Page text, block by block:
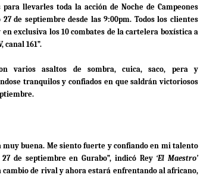
para llevarles toda la acción de Noche de Campeones
27 de septiembre desde las 9:00pm. Todos los clientes
exclusiva los 10 combates de la cartelera boxística a
canal 161”.
varios asaltos de sombra, cuica, saco, pera y
tranquilos y confiados en que saldrán victoriosos
muy buena. Me siento fuerte y confiando en mi talento
de septiembre en Gurabo”, indicó Rey ‘El Maestro’
cambio de rival y ahora estará enfrentando al africano,